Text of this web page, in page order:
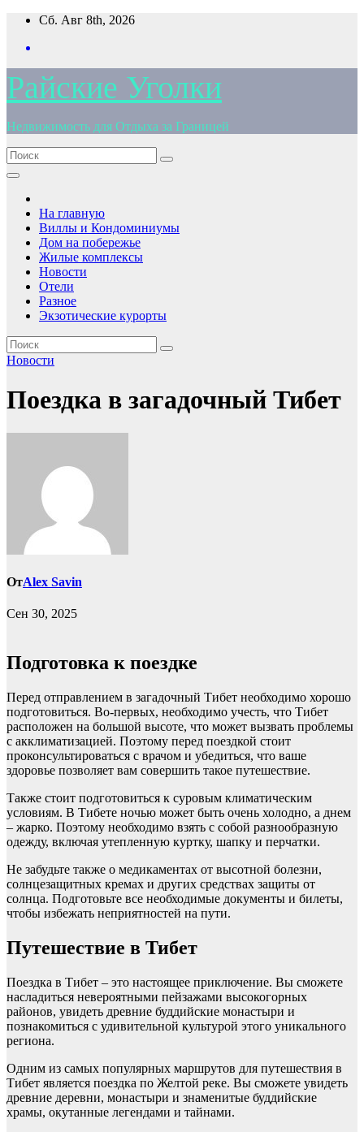
Перейти
содержимому
Сб. Авг 8th, 2026
Райские Уголки
Недвижимость для Отдыха за Границей
На главную
Виллы и Кондоминиумы
Дом на побережье
Жилые комплексы
Новости
Отели
Разное
Экзотические курорты
Новости
Поездка в загадочный Тибет
ОтAlex Savin
Сен 30, 2025
Подготовка к поездке
Перед отправлением в загадочный Тибет необходимо хорошо
подготовиться. Во-первых, необходимо учесть, что Тибет
расположен на большой высоте, что может вызвать проблемы
с акклиматизацией. Поэтому перед поездкой стоит
проконсультироваться с врачом и убедиться, что ваше
здоровье позволяет вам совершить такое путешествие.
Также стоит подготовиться к суровым климатическим
условиям. В Тибете ночью может быть очень холодно, а днем
– жарко. Поэтому необходимо взять с собой разнообразную
одежду, включая утепленную куртку, шапку и перчатки.
Не забудьте также о медикаментах от высотной болезни,
солнцезащитных кремах и других средствах защиты от
солнца. Подготовьте все необходимые документы и билеты,
чтобы избежать неприятностей на пути.
Путешествие в Тибет
Поездка в Тибет – это настоящее приключение. Вы сможете
насладиться невероятными пейзажами высокогорных
районов, увидеть древние буддийские монастыри и
познакомиться с удивительной культурой этого уникального
региона.
Одним из самых популярных маршрутов для путешествия в
Тибет является поездка по Желтой реке. Вы сможете увидеть
древние деревни, монастыри и знаменитые буддийские
храмы, окутанные легендами и тайнами.